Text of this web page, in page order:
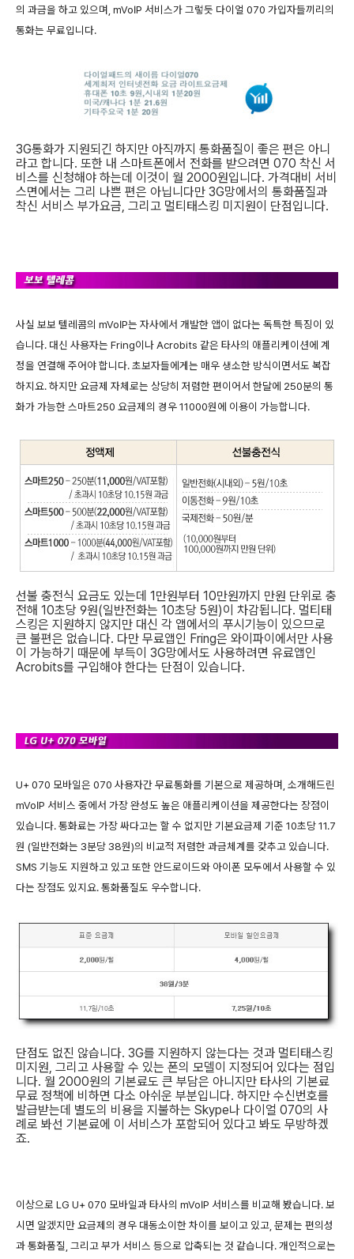
의 과금을 하고 있으며, mVoIP 서비스가 그렇듯 다이얼 070 가입자들끼리의
통화는 무료입니다.
3G통화가 지원되긴 하지만 아직까지 통화품질이 좋은 편은 아니
라고 합니다. 또한 내 스마트폰에서 전화를 받으려면 070 착신 서
비스를 신청해야 하는데 이것이 월 2000원입니다. 가격대비 서비
스면에서는 그리 나쁜 편은 아닙니다만 3G망에서의 통화품질과
착신 서비스 부가요금, 그리고 멀티태스킹 미지원이 단점입니다.
사실 보보 텔레콤의 mVoIP는 자사에서 개발한 앱이 없다는 독특한 특징이 있
습니다. 대신 사용자는 Fring이나 Acrobits 같은 타사의 애플리케이션에 계
정을 연결해 주어야 합니다. 초보자들에게는 매우 생소한 방식이면서도 복잡
하지요. 하지만 요금제 자체로는 상당히 저렴한 편이어서 한달에 250분의 통
화가 가능한 스마트250 요금제의 경우 11000원에 이용이 가능합니다.
선불 충전식 요금도 있는데 1만원부터 10만원까지 만원 단위로 충
전해 10초당 9원(일반전화는 10초당 5원)이 차감됩니다. 멀티태
스킹은 지원하지 않지만 대신 각 앱에서의 푸시기능이 있으므로
큰 불편은 없습니다. 다만 무료앱인 Fring은 와이파이에서만 사용
이 가능하기 때문에 부득이 3G망에서도 사용하려면 유료앱인
Acrobits를 구입해야 한다는 단점이 있습니다.
U+ 070 모바일은 070 사용자간 무료통화를 기본으로 제공하며, 소개해드린
mVoIP 서비스 중에서 가장 완성도 높은 애플리케이션을 제공한다는 장점이
있습니다. 통화료는 가장 싸다고는 할 수 없지만 기본요금제 기준 10초당 11.7
원 (일반전화는 3분당 38원)의 비교적 저렴한 과금체계를 갖추고 있습니다.
SMS 기능도 지원하고 있고 또한 안드로이드와 아이폰 모두에서 사용할 수 있
다는 장점도 있지요. 통화품질도 우수합니다.
단점도 없진 않습니다. 3G를 지원하지 않는다는 것과 멀티태스킹
미지원, 그리고 사용할 수 있는 폰의 모델이 지정되어 있다는 점입
니다. 월 2000원의 기본료도 큰 부담은 아니지만 타사의 기본료
무료 정책에 비하면 다소 아쉬운 부분입니다. 하지만 수신번호를
발급받는데 별도의 비용을 지불하는 Skype나 다이얼 070의 사
례로 봐선 기본료에 이 서비스가 포함되어 있다고 봐도 무방하겠
죠.
이상으로 LG U+ 070 모바일과 타사의 mVoIP 서비스를 비교해 봤습니다. 보
시면 알겠지만 요금제의 경우 대동소이한 차이를 보이고 있고, 문제는 편의성
과 통화품질, 그리고 부가 서비스 등으로 압축되는 것 같습니다. 개인적으로는